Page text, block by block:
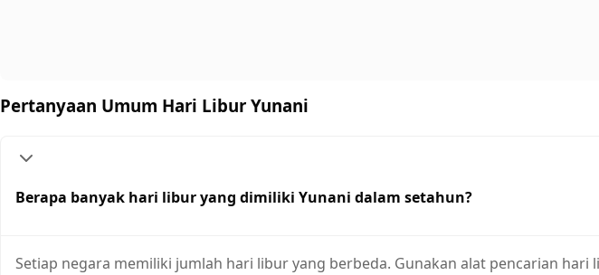
Pertanyaan Umum Hari Libur Yunani
Berapa banyak hari libur yang dimiliki Yunani dalam setahun?
Setiap negara memiliki jumlah hari libur yang berbeda. Gunakan alat pencarian